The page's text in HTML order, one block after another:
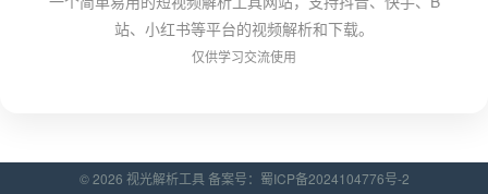
站、小红书等平台的视频解析和下载。
仅供学习交流使用
© 2026 视光解析工具 备案号： 蜀ICP备2024104776号-2